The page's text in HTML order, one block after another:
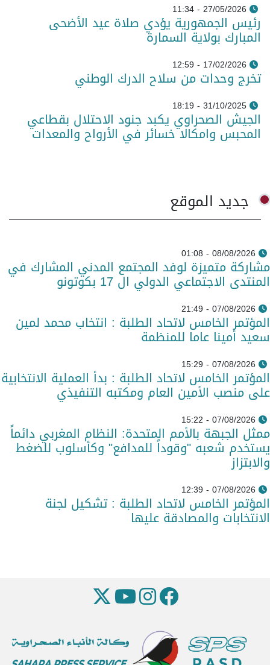
27/05/2026 - 11:34
رئيس الجمهورية يؤدي صلاة عيد الأضحى
المبارك بولاية السمارة
17/02/2026 - 12:59
تخرج وحدات من سلاح الدرك الوطني
31/10/2025 - 18:19
الجيش الصحراوي يكبد جنود الاحتلال بقطاعي
المحبس وامكالا خسائر في الأرواح والمعدات
جديد الموقع
08/08/2026 - 01:08
مشاركة متميزة لوفد المجتمع المدني المشارك في
المنتدى الاجتماعي الدولي ال 17 بكوتونو
07/08/2026 - 21:49
المؤتمر الخامس لاتحاد الطلبة : انتخاب محمد لمين
سعيد أمينا عاما للمنظمة
07/08/2026 - 15:29
المؤتمر الخامس لاتحاد الطلبة : بدأ العملية الانتخابية
على منصب الأمين العام ومكتبه التنفيذي
07/08/2026 - 15:22
ممثل الجبهة بالأمم المتحدة: النظام المغربي دائماً
يستخدم شعبه "وقوداً للمدافع" وكأسلوب للضغط
والابتزاز
07/08/2026 - 12:39
المؤتمر الخامس لاتحاد الطلبة : تشكيل لجنة
الانتخابات والمصادقة عليها